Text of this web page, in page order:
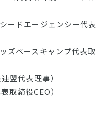
ードエージェンシー代表
ズベースキャンプ代表取
盟代表理事）
取締役CEO）